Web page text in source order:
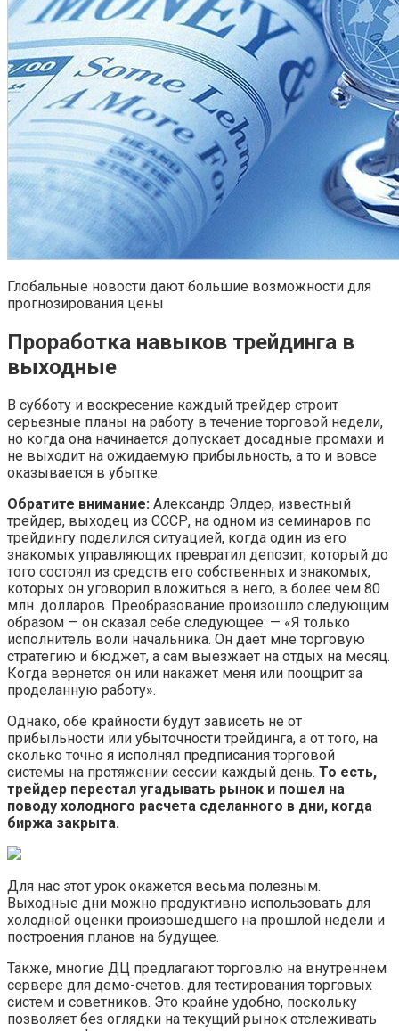
Глобальные новости дают большие возможности для
прогнозирования цены
Проработка навыков трейдинга в
выходные
В субботу и воскресение каждый трейдер строит
серьезные планы на работу в течение торговой недели,
но когда она начинается допускает досадные промахи и
не выходит на ожидаемую прибыльность, а то и вовсе
оказывается в убытке.
Обратите внимание: Александр Элдер, известный
трейдер, выходец из СССР, на одном из семинаров по
трейдингу поделился ситуацией, когда один из его
знакомых управляющих превратил депозит, который до
того состоял из средств его собственных и знакомых,
которых он уговорил вложиться в него, в более чем 80
млн. долларов. Преобразование произошло следующим
образом — он сказал себе следующее: — «Я только
исполнитель воли начальника. Он дает мне торговую
стратегию и бюджет, а сам выезжает на отдых на месяц.
Когда вернется он или накажет меня или поощрит за
проделанную работу».
Однако, обе крайности будут зависеть не от
прибыльности или убыточности трейдинга, а от того, на
сколько точно я исполнял предписания торговой
системы на протяжении сессии каждый день. То есть,
трейдер перестал угадывать рынок и пошел на
поводу холодного расчета сделанного в дни, когда
биржа закрыта.
Для нас этот урок окажется весьма полезным.
Выходные дни можно продуктивно использовать для
холодной оценки произошедшего на прошлой недели и
построения планов на будущее.
Также, многие ДЦ предлагают торговлю на внутреннем
сервере для демо-счетов. для тестирования торговых
систем и советников. Это крайне удобно, поскольку
позволяет без оглядки на текущий рынок отслеживать